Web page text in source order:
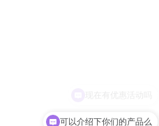
可以介绍下你们的产品么